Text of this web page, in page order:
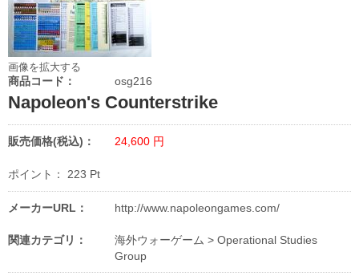
画像を拡大する
商品コード： osg216
Napoleon's Counterstrike
販売価格(税込)： 24,600 円
ポイント： 223 Pt
メーカーURL： http://www.napoleongames.com/
関連カテゴリ： 海外ウォーゲーム > Operational Studies
Group